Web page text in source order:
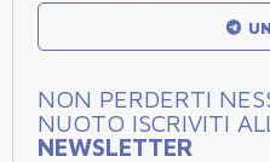
NON PERDERTI
NUOTO ISCRIVITI
NEWSLETTER